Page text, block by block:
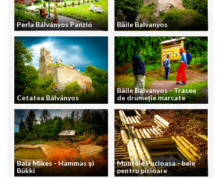
Perla Bálványos Panzió Băile Balvanyos
Cetatea Bálványos
Băile Balvanyos - Trasee
de drumeție marcate
Baia Mikes - Hammas şi
Bükki
Muntele Pucioasa - baie
pentru picioare